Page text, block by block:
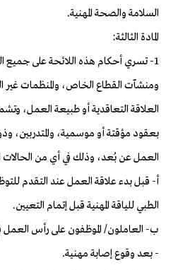
السلامة والصحة المهنية.
المادة الثالثة:
1- تسري أحكام هذه اللائحة على جميع
ومنشآت القطاع الخاص، والمنظمات غير
العلاقة التعاقدية أو طبيعة العمل،
بعقود مؤقتة أو موسمية، والمتدربين،
العمل عن بُعد، وذلك في أي من الحالات
أ- قبل بدء علاقة العمل عند التقدم
الطبي للياقة المهنية قبل إتمام التعيين.
ب- العاملون/ الموظفون على رأس العمل
- بعد وقوع إصابة مهنية.